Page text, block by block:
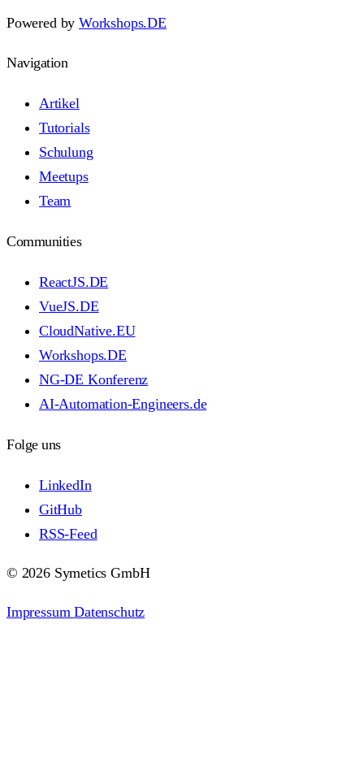
Powered byWorkshops.DE
Navigation
Artikel
Tutorials
Schulung
Meetups
Team
Communities
ReactJS.DE
VueJS.DE
CloudNative.EU
Workshops.DE
NG-DE Konferenz
AI-Automation-Engineers.de
Folge uns
LinkedIn
GitHub
RSS-Feed
© 2026 Symetics GmbH
ImpressumDatenschutz